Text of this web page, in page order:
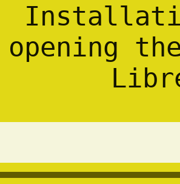
opening